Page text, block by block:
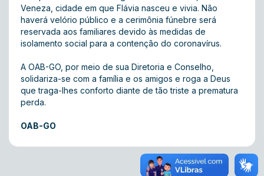
Veneza, cidade em que Flávia nasceu e vivia. Não
haverá velório público e a cerimônia fúnebre será
reservada aos familiares devido às medidas de
isolamento social para a contenção do coronavírus.
A OAB-GO, por meio de sua Diretoria e Conselho,
solidariza-se com a família e os amigos e roga a Deus
que traga-lhes conforto diante de tão triste a prematura
perda.
OAB-GO